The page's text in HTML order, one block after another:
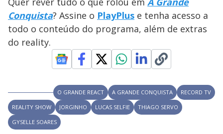
V
i
d
e
M
u
d
o
Conquista? Assine o PlayPlus e tenha acesso a
todo o conteúdo do programa, além de extras
do reality.
O GRANDE REACT A GRANDE CONQUISTA
RECORD TV
REALITY SHOW
JORGINHO LUCAS SELFIE
THIAGO SERVO
GYSELLE SOARES